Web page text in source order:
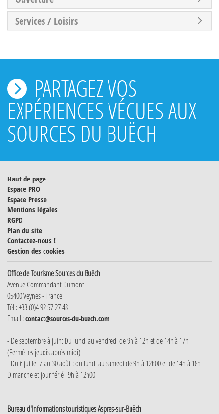
Services / Loisirs
PARTAGEZ VOS
EXPÉRIENCES VÉCUES AUX
SOURCES DU BUËCH
Haut de page
Espace PRO
Espace Presse
Mentions légales
RGPD
Plan du site
Contactez-nous !
Gestion des cookies
Office de Tourisme Sources du Buëch
Avenue Commandant Dumont
05400 Veynes - France
Tél : +33 (0)4 92 57 27 43
Email :contact@sources-du-buech.com
- De septembre à juin: Du lundi au vendredi de 9h à 12h et de 14h à 17h
(Fermé les jeudis après-midi)
- Du 6 juillet / au 30 août : du lundi au samedi de 9h à 12h00 et de 14h à 18h
Dimanche et jour férié : 9h à 12h00
Bureau d'Informations touristiques Aspres-sur-Buëch